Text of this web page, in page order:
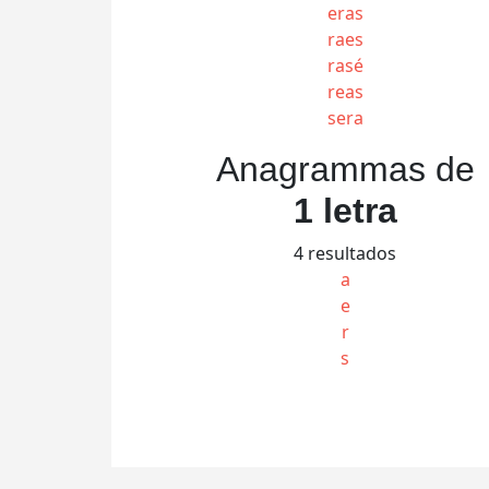
eras
raes
rasé
reas
sera
Anagrammas de
1 letra
4 resultados
a
e
r
s